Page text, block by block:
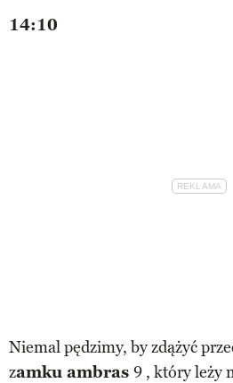
14:10
Niemal pędzimy, by zdążyć
zamku ambras 9 , który leży